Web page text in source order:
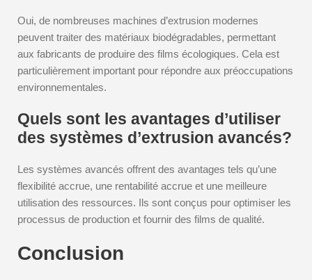
Oui, de nombreuses machines d’extrusion modernes
peuvent traiter des matériaux biodégradables, permettant
aux fabricants de produire des films écologiques. Cela est
particulièrement important pour répondre aux préoccupations
environnementales.
Quels sont les avantages d’utiliser
des systèmes d’extrusion avancés?
Les systèmes avancés offrent des avantages tels qu’une
flexibilité accrue, une rentabilité accrue et une meilleure
utilisation des ressources. Ils sont conçus pour optimiser les
processus de production et fournir des films de qualité.
Conclusion